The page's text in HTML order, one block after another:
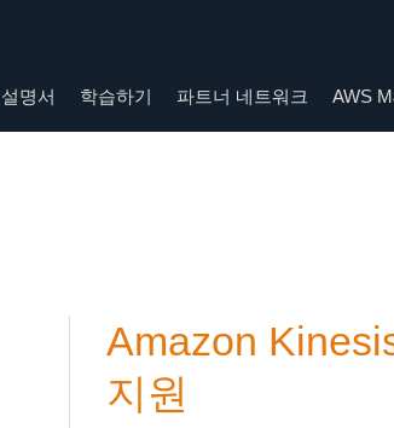
설명서 학습하기 파트너 네트워크 AWS
Amazon
지원